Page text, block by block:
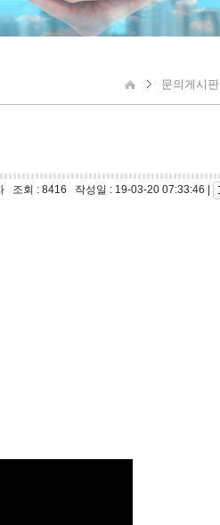
문의게시판
조회 : 8416 작성일 : 19-03-20 07:33:46 |